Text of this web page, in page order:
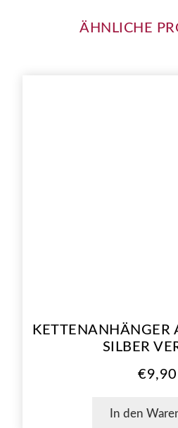
ÄHNLICHE
KETTENANHÄNGER
SILBER
€9,90
In den